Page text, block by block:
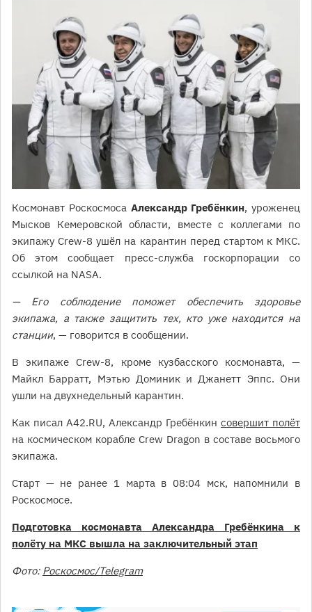
Космонавт Роскосмоса Александр Гребёнкин, уроженец
Мысков Кемеровской области, вместе с коллегами по
экипажу Crew-8 ушёл на карантин перед стартом к МКС.
Об этом сообщает пресс-служба госкорпорации со
ссылкой на NASA.
— Его соблюдение поможет обеспечить здоровье
экипажа, а также защитить тех, кто уже находится на
станции, — говорится в сообщении.
В экипаже Crew-8, кроме кузбасского космонавта, —
Майкл Барратт, Мэтью Доминик и Джанетт Эппс. Они
ушли на двухнедельный карантин.
Как писал А42.RU, Александр Гребёнкин совершит полёт
на космическом корабле Crew Dragon в составе восьмого
экипажа.
Старт — не ранее 1 марта в 08:04 мск, напомнили в
Роскосмосе.
Подготовка космонавта Александра Гребёнкина к
полёту на МКС вышла на заключительный этап
Фото: Роскосмос/Telegram